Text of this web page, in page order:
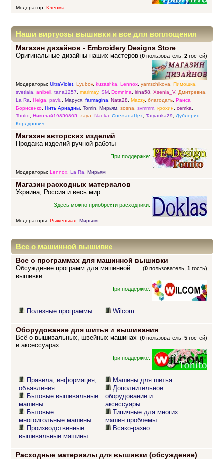
Модератор: Клеома
Наши виртуозы вышивки и все для воплощения
прекрасных идей
Магазин дизайнов - Embroidery Designs Store
(0 пользователь,2 гостей)
Оригинальные дизайны наших мастеров
Модераторы: UltraViolet, Lyubov, kuzashka, Lennox, yamschikova, Пимошка,
svetlaia, anibell, tana1257, marimay, SM, Domnina, irina58, Xsenia_V, Дмитревна,
La Ra, Helga, pavlu, Маруся, farmagina, Nata28, Mazzy, благодать, Раиса
Борисенко, Нить Ариадны, Tomin, Мирьям, sosna, svmmm, крохин, cemka,
Tonito, Николай19850805, zaya, Nat-ka, СнежанаЦех, Tatyanka29, Дублерин
Кордурович
Магазин авторских изделий
Продажа изделий ручной работы
При поддержке:
Модераторы: Lennox, La Ra, Мирьям
Магазин расходных материалов
Украина, Россия и весь мир
Здесь можно приобрести расходники:
Модераторы: Рыженькая, Мирьям
Все о машинной вышивке
Все о программах для машинной вышивки
(0 пользователь,1 гость)
Обсуждение программ для машинной
вышивки
При поддержке:
Полезные программы Wilcom
Оборудование для шитья и вышивания
(0 пользователь,5 гостей)
Всё о вышивальных, швейных машинах
и аксессуарах
При поддержке:
Правила, информация,
объявления
Бытовые вышивальные
машины
Бытовые
многоигольные машины
Производственные
вышивальные машины
Машины для шитья
Дополнительное
оборудование и
аксессуары
Типичные для многих
машин проблемы
Всяко-разно
Расходные материалы для вышивки (обсуждение)